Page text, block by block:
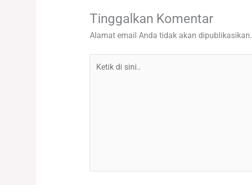
Tinggalkan Komentar
Alamat email Anda tidak akan dipublikasikan.